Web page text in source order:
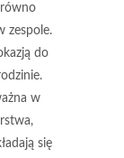
zespole.
do
w
się